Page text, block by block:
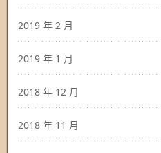
2019 年 2 月
2019 年 1 月
2018 年 12 月
2018 年 11 月